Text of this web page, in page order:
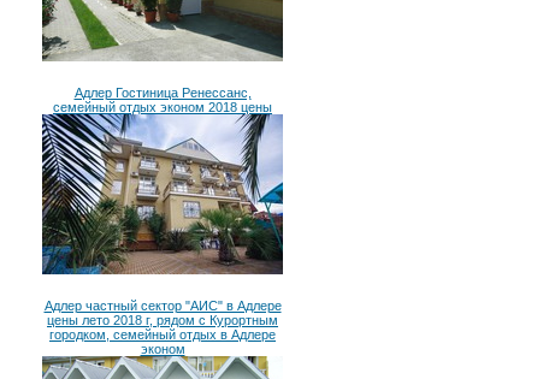
Адлер Гостиница Ренессанс,
семейный отдых эконом 2018 цены
Адлер частный сектор "АИС" в Адлере
цены лето 2018 г, рядом с Курортным
городком, семейный отдых в Адлере
эконом